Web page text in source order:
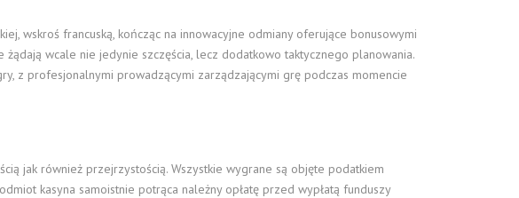
wskroś francuską, kończąc na innowacyjne odmiany oferujące bonusowymi
wcale nie jedynie szczęścia, lecz dodatkowo taktycznego planowania.
z profesjonalnymi prowadzącymi zarządzającymi grę podczas momencie
jak również przejrzystością. Wszystkie wygrane są objęte podatkiem
kasyna samoistnie potrąca należny opłatę przed wypłatą funduszy